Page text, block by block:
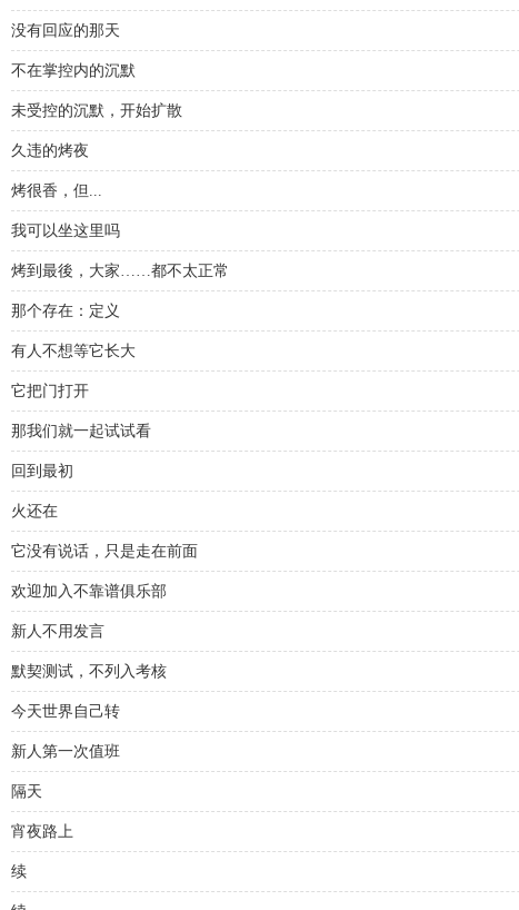
没有回应的那天
不在掌控内的沉默
未受控的沉默，开始扩散
久违的烤夜
烤很香，但...
我可以坐这里吗
烤到最後，大家……都不太正常
那个存在：定义
有人不想等它长大
它把门打开
那我们就一起试试看
回到最初
火还在
它没有说话，只是走在前面
欢迎加入不靠谱俱乐部
新人不用发言
默契测试，不列入考核
今天世界自己转
新人第一次值班
隔天
宵夜路上
续